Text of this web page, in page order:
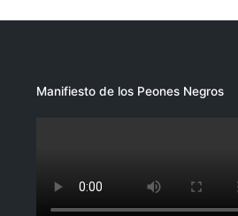
Manifiesto de los Peones Negros